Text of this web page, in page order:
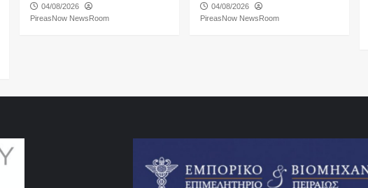
04/08/2026
PireasNow NewsRoom
04/08/2026
PireasNow NewsRoom